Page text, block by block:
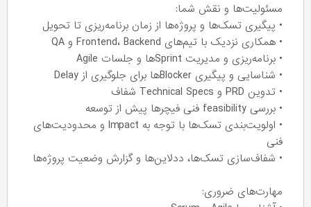
مسئولیت‌ها و نقش شما:
• پیگیری تسک‌ها و پروژه‌ها از زمان برنامه‌ریزی تا تحویل
• همکاری نزدیک با تیم‌های Frontend، Backend و QA
• برنامه‌ریزی و مدیریت Sprintها و جلسات Agile
• شناسایی و پیگیری Blockerها برای جلوگیری از Delay
• تدوین PRD و Technical Specs شفاف
• بررسی feasibility فنی فیچرها پیش از توسعه
• اولویت‌بندی تسک‌ها با توجه به Impact و محدودیت‌های
فنی
• شفاف‌سازی تسک‌ها، ددلاین‌ها و گزارش وضعیت پروژه‌ها
مهارت‌های ضروری: